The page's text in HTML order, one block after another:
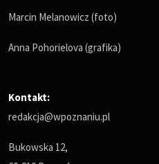
Marcin Melanowicz (foto)
Anna Pohorielova (grafika)
Kontakt:
redakcja@wpoznaniu.pl
Bukowska 12,